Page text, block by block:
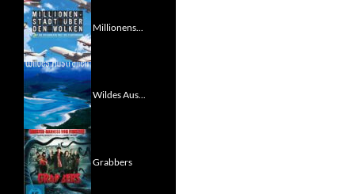
Millionens...
Wildes Aus...
Grabbers